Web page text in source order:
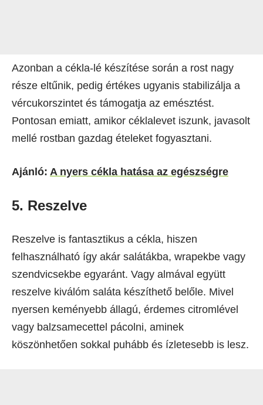
Azonban a cékla-lé készítése során a rost nagy
része eltűnik, pedig értékes ugyanis stabilizálja a
vércukorszintet és támogatja az emésztést.
Pontosan emiatt, amikor céklalevet iszunk, javasolt
mellé rostban gazdag ételeket fogyasztani.
Ajánló: A nyers cékla hatása az egészségre
5. Reszelve
Reszelve is fantasztikus a cékla, hiszen
felhasználható így akár salátákba, wrapekbe vagy
szendvicsekbe egyaránt. Vagy almával együtt
reszelve kiválóm saláta készíthető belőle. Mivel
nyersen keményebb állagú, érdemes citromlével
vagy balzsamecettel pácolni, aminek
köszönhetően sokkal puhább és ízletesebb is lesz.